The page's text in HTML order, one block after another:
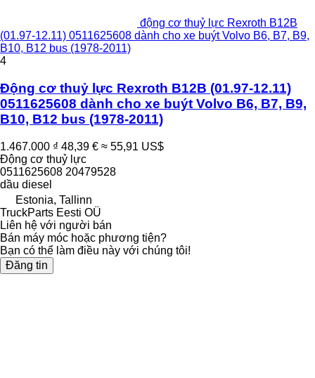
động cơ thuỷ lực Rexroth B12B
(01.97-12.11) 0511625608 dành cho xe buýt Volvo B6, B7, B9,
B10, B12 bus (1978-2011)
4
Động cơ thuỷ lực Rexroth B12B (01.97-12.11)
0511625608 dành cho xe buýt Volvo B6, B7, B9,
B10, B12 bus (1978-2011)
1.467.000 ₫ 48,39 € ≈ 55,91 US$
Động cơ thuỷ lực
0511625608 20479528
dầu diesel
Estonia, Tallinn
TruckParts Eesti OÜ
Liên hệ với người bán
Bán máy móc hoặc phương tiện?
Bạn có thể làm điều này với chúng tôi!
Đăng tin